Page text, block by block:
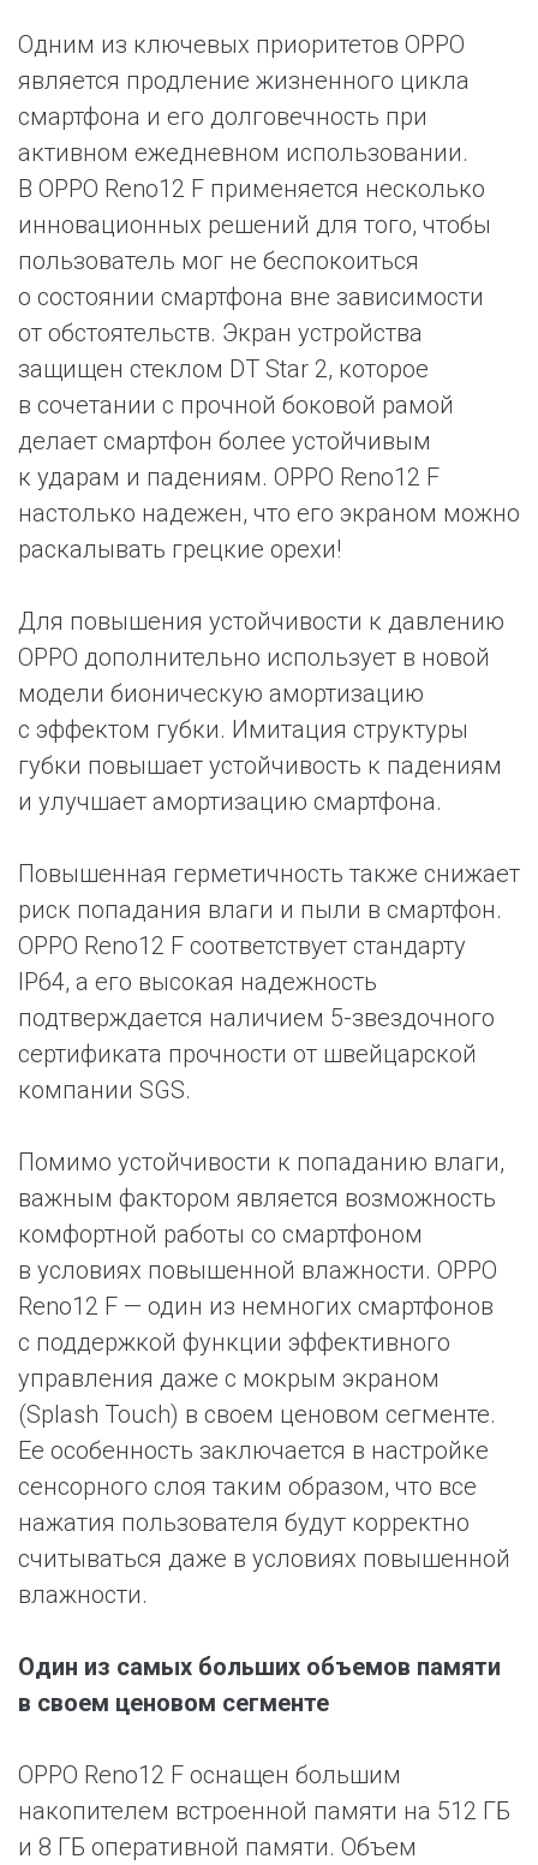
Одним из ключевых приоритетов OPPO
является продление жизненного цикла
смартфона и его долговечность при
активном ежедневном использовании.
В OPPO Reno12 F применяется несколько
инновационных решений для того, чтобы
пользователь мог не беспокоиться
о состоянии смартфона вне зависимости
от обстоятельств. Экран устройства
защищен стеклом DT Star 2, которое
в сочетании с прочной боковой рамой
делает смартфон более устойчивым
к ударам и падениям. OPPO Reno12 F
настолько надежен, что его экраном можно
раскалывать грецкие орехи!
Для повышения устойчивости к давлению
OPPO дополнительно использует в новой
модели бионическую амортизацию
с эффектом губки. Имитация структуры
губки повышает устойчивость к падениям
и улучшает амортизацию смартфона.
Повышенная герметичность также снижает
риск попадания влаги и пыли в смартфон.
OPPO Reno12 F соответствует стандарту
IP64, а его высокая надежность
подтверждается наличием 5-звездочного
сертификата прочности от швейцарской
компании SGS.
Помимо устойчивости к попаданию влаги,
важным фактором является возможность
комфортной работы со смартфоном
в условиях повышенной влажности. OPPO
Reno12 F — один из немногих смартфонов
с поддержкой функции эффективного
управления даже с мокрым экраном
(Splash Touch) в своем ценовом сегменте.
Ее особенность заключается в настройке
сенсорного слоя таким образом, что все
нажатия пользователя будут корректно
считываться даже в условиях повышенной
влажности.
Один из самых больших объемов памяти
в своем ценовом сегменте
OPPO Reno12 F оснащен большим
накопителем встроенной памяти на 512 ГБ
и 8 ГБ оперативной памяти. Объем